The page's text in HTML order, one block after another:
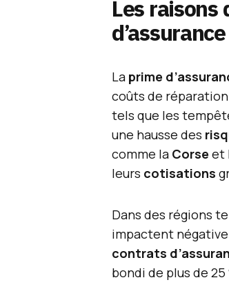
Les raisons
La prime
coûts de
tels que les
une hausse des
comme la Corse et
leurs cotisations
Dans des régions
impactent
contrats
bondi de plus de